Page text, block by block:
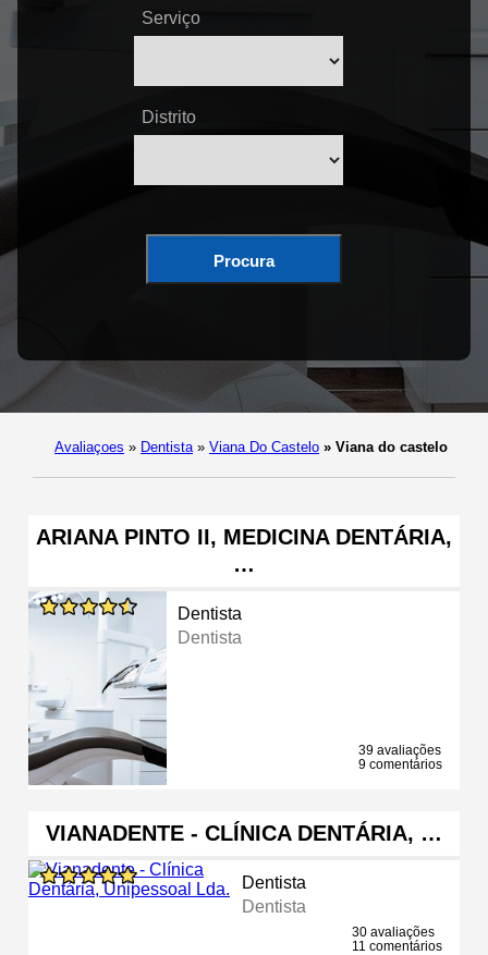
Serviço
Distrito
Procura
Avaliaçoes » Dentista » Viana Do Castelo » Viana do castelo
ARIANA PINTO II, MEDICINA DENTÁRIA,
…
Dentista
Dentista
39 avaliações
9 comentários
VIANADENTE - CLÍNICA DENTÁRIA, …
Dentista
Dentista
30 avaliações
11 comentários